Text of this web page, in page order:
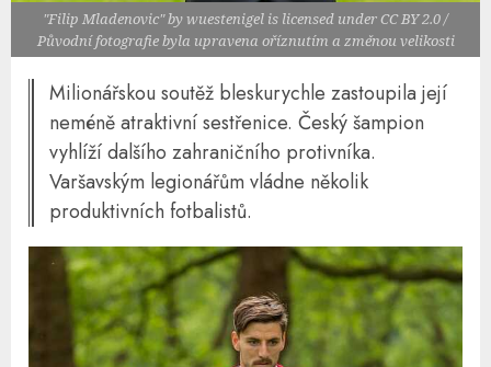
"Filip Mladenovic" by wuestenigel is licensed under CC BY 2.0 /
Původní fotografie byla upravena oříznutím a změnou velikosti
Milionářskou soutěž bleskurychle zastoupila její
neméně atraktivní sestřenice. Český šampion
vyhlíží dalšího zahraničního protivníka.
Varšavským legionářům vládne několik
produktivních fotbalistů.